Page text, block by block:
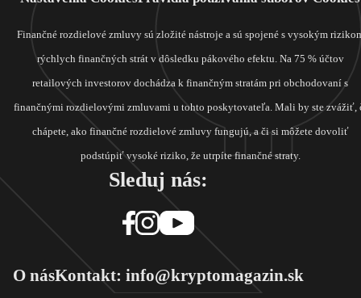
Finančné rozdielové zmluvy sú zložité nástroje a sú spojené s vysokým
rýchlych finančných strát v dôsledku pákového efektu. Na 75 % účtov
retailových investorov dochádza k finančným stratám pri obchodovaní s
finančnými rozdielovými zmluvami u tohto poskytovateľa. Mali by ste zvážiť,
chápete, ako finančné rozdielové zmluvy fungujú, a či si môžete dovoliť
podstúpiť vysoké riziko, že utrpíte finančné straty.
Sleduj nás:
O násKontakt: info@kryptomagazin.sk